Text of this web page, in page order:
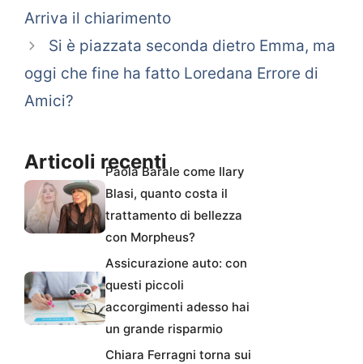
Arriva il chiarimento
Si è piazzata seconda dietro Emma, ma
oggi che fine ha fatto Loredana Errore di
Amici?
Articoli recentiPaola Barale come Ilary
Blasi, quanto costa il
trattamento di bellezza
con Morpheus?
Assicurazione auto: con
questi piccoli
accorgimenti adesso hai
un grande risparmio
Chiara Ferragni torna sui